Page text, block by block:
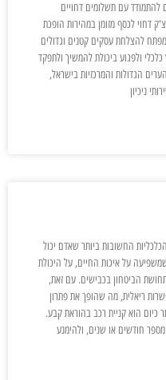
להתמודד עם תשלומים דחויים
דחוי לכסף מזומן במהירות הופכת
להצלחת עסקים קטנים וגדולים
ולפגוע ביכולת להמשיך ולתפקד
הגדולות והמרכזיות בישראל,
ניכיון
החשובות ביותר שאדם יכול
על איכות החיים, על היכולת
הביטחון בכבישים. עם זאת,
ריאלית, מה שהופך את פתרון
כיום הוא קניית רכב בהוראת קבע.
חודשים או שנים, ולהימנע